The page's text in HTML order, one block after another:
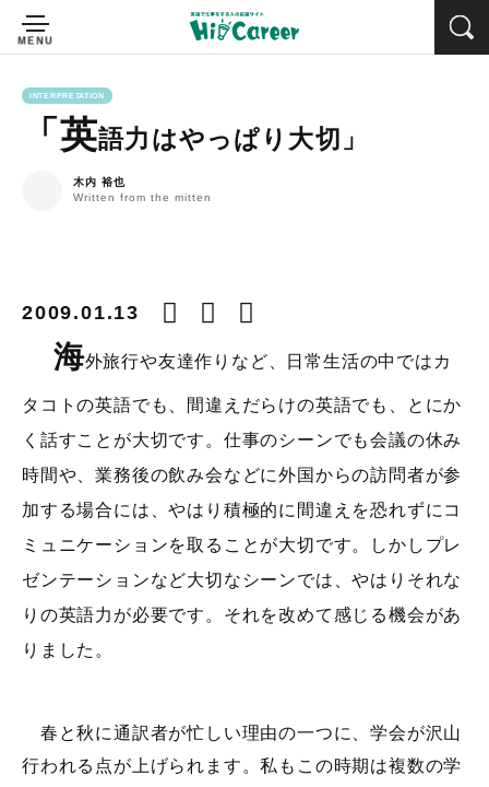
INTERPRETATION
「英語力はやっぱり大切」
木内 裕也
Written from the mitten
2009.01.13
海外旅行や友達作りなど、日常生活の中ではカ
タコトの英語でも、間違えだらけの英語でも、とにか
く話すことが大切です。仕事のシーンでも会議の休み
時間や、業務後の飲み会などに外国からの訪問者が参
加する場合には、やはり積極的に間違えを恐れずにコ
ミュニケーションを取ることが大切です。しかしプレ
ゼンテーションなど大切なシーンでは、やはりそれな
りの英語力が必要です。それを改めて感じる機会があ
りました。
春と秋に通訳者が忙しい理由の一つに、学会が沢山
行われる点が上げられます。私もこの時期は複数の学